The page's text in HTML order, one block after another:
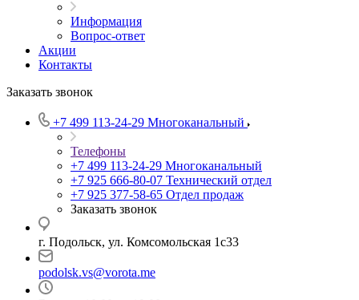
Информация
Вопрос-ответ
Акции
Контакты
Заказать звонок
+7 499 113-24-29 Многоканальный
Телефоны
+7 499 113-24-29 Многоканальный
+7 925 666-80-07 Технический отдел
+7 925 377-58-65 Отдел продаж
Заказать звонок
г. Подольск, ул. Комсомольская 1с33
podolsk.vs@vorota.me